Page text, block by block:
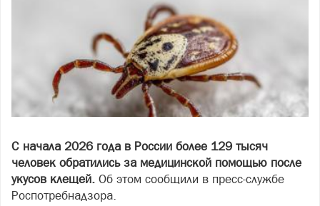
С начала 2026 года в России более 129 тысяч
человек обратились за медицинской помощью после
укусов клещей. Об этом сообщили в пресс-службе
Роспотребнадзора.